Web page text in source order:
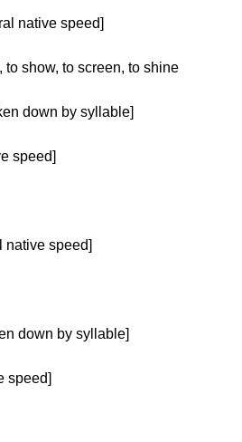
native speed]
to show, to screen, to shine
down by syllable]
speed]
native speed]
down by syllable]
speed]